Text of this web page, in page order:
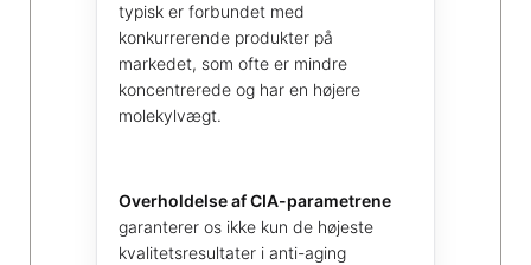
typisk er forbundet med
konkurrerende produkter på
markedet, som ofte er mindre
koncentrerede og har en højere
molekylvægt.
Overholdelse af CIA-parametrene
garanterer os ikke kun de højeste
kvalitetsresultater i anti-aging